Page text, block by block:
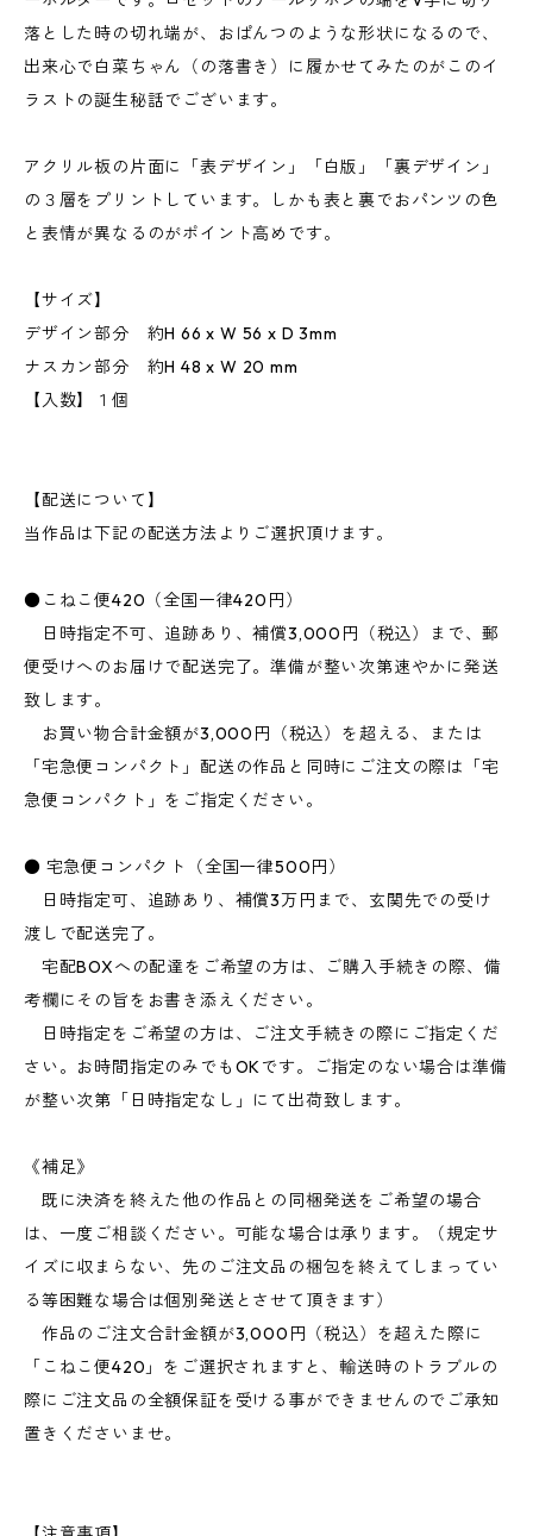
落とした時の切れ端が、おぱんつのような形状になるので、
出来心で白菜ちゃん（の落書き）に履かせてみたのがこのイ
ラストの誕生秘話でございます。
アクリル板の片面に「表デザイン」「白版」「裏デザイン」
の３層をプリントしています。しかも表と裏でおパンツの色
と表情が異なるのがポイント高めです。
【サイズ】
デザイン部分 約H 66 x W 56 x D 3mm
ナスカン部分 約H 48 x W 20 mm
【入数】１個
【配送について】
当作品は下記の配送方法よりご選択頂けます。
●こねこ便420（全国一律420円）
日時指定不可、追跡あり、補償3,000円（税込）まで、郵
便受けへのお届けで配送完了。準備が整い次第速やかに発送
致します。
お買い物合計金額が3,000円（税込）を超える、または
「宅急便コンパクト」配送の作品と同時にご注文の際は「宅
急便コンパクト」をご指定ください。
● 宅急便コンパクト（全国一律500円）
日時指定可、追跡あり、補償3万円まで、玄関先での受け
渡しで配送完了。
宅配BOXへの配達をご希望の方は、ご購入手続きの際、備
考欄にその旨をお書き添えください。
日時指定をご希望の方は、ご注文手続きの際にご指定くだ
さい。お時間指定のみでもOKです。ご指定のない場合は準備
が整い次第「日時指定なし」にて出荷致します。
《補足》
既に決済を終えた他の作品との同梱発送をご希望の場合
は、一度ご相談ください。可能な場合は承ります。（規定サ
イズに収まらない、先のご注文品の梱包を終えてしまってい
る等困難な場合は個別発送とさせて頂きます）
作品のご注文合計金額が3,000円（税込）を超えた際に
「こねこ便420」をご選択されますと、輸送時のトラブルの
際にご注文品の全額保証を受ける事ができませんのでご承知
置きくださいませ。